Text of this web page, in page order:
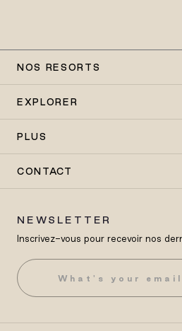
NOS RESORTS
EXPLORER
PLUS
CONTACT
NEWSLETTER
Inscrivez-vous pour recevoir nos